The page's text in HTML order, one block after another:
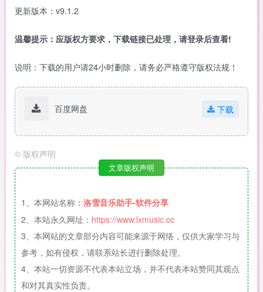
更新版本：v9.1.2
温馨提示：应版权方要求，下载链接已处理，请登录后查看!
说明：下载的用户请24小时删除，请务必严格遵守版权法规！
百度网盘 下载
© 版权声明
文章版权声明
1、本网站名称： 洛雪音乐助手-软件分享
2、本站永久网址： https://www.lxmusic.cc
3、本网站的文章部分内容可能来源于网络，仅供大家学习与
参考，如有侵权，请联系站长进行删除处理。
4、本站一切资源不代表本站立场，并不代表本站赞同其观点
和对其真实性负责。